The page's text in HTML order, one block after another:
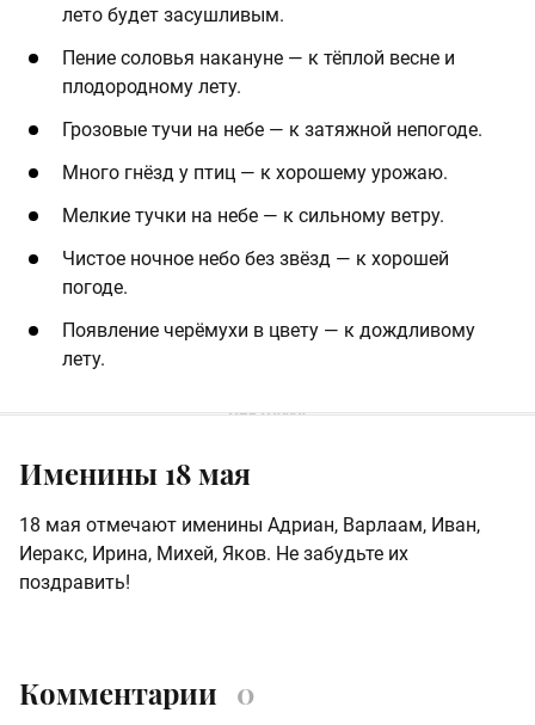
лето будет засушливым.
Пение соловья накануне — к тёплой весне и
плодородному лету.
Грозовые тучи на небе — к затяжной непогоде.
Много гнёзд у птиц — к хорошему урожаю.
Мелкие тучки на небе — к сильному ветру.
Чистое ночное небо без звёзд — к хорошей
погоде.
Появление черёмухи в цвету — к дождливому
лету.
Именины 18 мая
18 мая отмечают именины Адриан, Варлаам, Иван,
Иеракс, Ирина, Михей, Яков. Не забудьте их
поздравить!
Комментарии 0